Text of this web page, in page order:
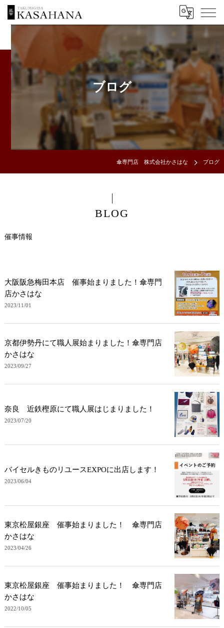
ブログ
傘専門店 株式会社かさはな ブログ
BLOG
催事情報
大阪阪急梅田本店 催事始まりました！傘専門
店かさはな
2023/11/01
京都伊勢丹にて職人展始まりました！傘専門店
かさはな
2023/09/27
奈良 近鉄樫原にて職人展はじまりました！
2023/07/20
バイセルきものリユースEXPOに出店します！
2023/06/04
東京松屋銀座 催事始まりました！ 傘専門店
かさはな
2023/04/26
東京松屋銀座 催事始まりました！ 傘専門店
かさはな
2022/10/05